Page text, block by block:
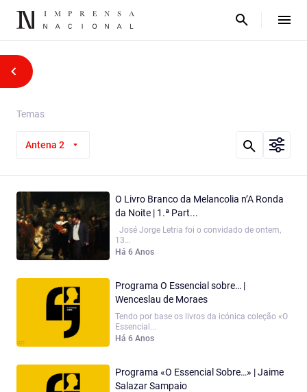
Temas
Antena 2
O Livro Branco da Melancolia n’A Ronda
da Noite | 1.ª Part...
José Jorge Letria foi o convidado de ontem,
13...
Há 6 Anos
Programa O Essencial sobre… |
Wenceslau de Moraes
Tendo por base os livros da icónica coleção «O
Essencial...
Há 6 Anos
Programa «O Essencial Sobre…» | Jaime
Salazar Sampaio